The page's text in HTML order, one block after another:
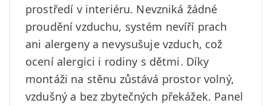
prostředí v interiéru. Nevzniká žádné
proudění vzduchu, systém nevíří prach
ani alergeny a nevysušuje vzduch, což
ocení alergici i rodiny s dětmi. Díky
montáži na stěnu zůstává prostor volný,
vzdušný a bez zbytečných překážek. Panel